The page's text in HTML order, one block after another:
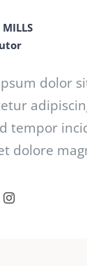
MILLS
dolor
tempor
dolore